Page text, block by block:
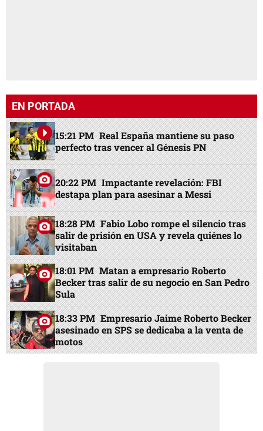
EN PORTADA
15:21 PM Real España mantiene su paso
perfecto tras vencer al Génesis PN
20:22 PM Impactante revelación: FBI
destapa plan para asesinar a Messi
18:28 PM Fabio Lobo rompe el silencio tras
salir de prisión en USA y revela quiénes lo
visitaban
18:01 PM Matan a empresario Roberto
Becker tras salir de su negocio en San Pedro
Sula
18:33 PM Empresario Jaime Roberto Becker
asesinado en SPS se dedicaba a la venta de
motos